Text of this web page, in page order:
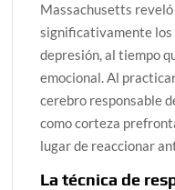
Massachusetts
significativamente los
depresión, al tiempo
emocional. Al
cerebro responsable
como corteza
lugar de reaccionar
La técnica de